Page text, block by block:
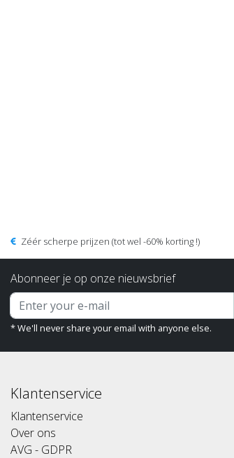
Zéér scherpe prijzen (tot wel -60% korting !)
Abonneer je op onze nieuwsbrief
* We'll never share your email with anyone else.
Klantenservice
Klantenservice
Over ons
AVG - GDPR